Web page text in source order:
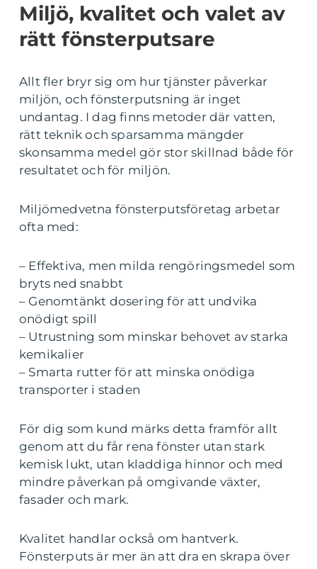
Miljö, kvalitet och valet av
rätt fönsterputsare
Allt fler bryr sig om hur tjänster påverkar
miljön, och fönsterputsning är inget
undantag. I dag finns metoder där vatten,
rätt teknik och sparsamma mängder
skonsamma medel gör stor skillnad både för
resultatet och för miljön.
Miljömedvetna fönsterputsföretag arbetar
ofta med:
– Effektiva, men milda rengöringsmedel som
bryts ned snabbt
– Genomtänkt dosering för att undvika
onödigt spill
– Utrustning som minskar behovet av starka
kemikalier
– Smarta rutter för att minska onödiga
transporter i staden
För dig som kund märks detta framför allt
genom att du får rena fönster utan stark
kemisk lukt, utan kladdiga hinnor och med
mindre påverkan på omgivande växter,
fasader och mark.
Kvalitet handlar också om hantverk.
Fönsterputs är mer än att dra en skrapa över